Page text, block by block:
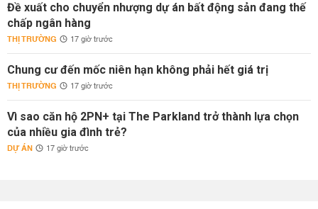
Đề xuất cho chuyển nhượng dự án bất động sản đang thế
chấp ngân hàng
THỊ TRƯỜNG 17 giờ trước
Chung cư đến mốc niên hạn không phải hết giá trị
THỊ TRƯỜNG 17 giờ trước
Vì sao căn hộ 2PN+ tại The Parkland trở thành lựa chọn
của nhiều gia đình trẻ?
DỰ ÁN 17 giờ trước